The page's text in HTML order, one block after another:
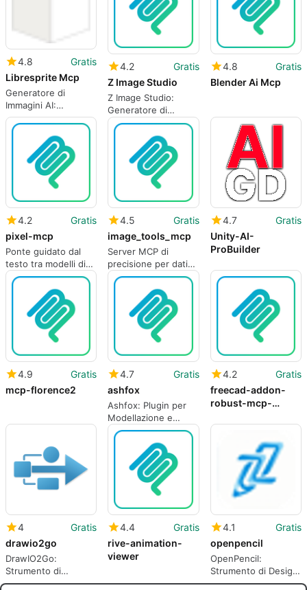
4.8
Gratis
Libresprite Mcp
Generatore di
Immagini AI:
LibreSprite-MCP
4.2
Gratis
Z Image Studio
Z Image Studio:
Generatore di
Immagini AI
4.8
Gratis
Blender Ai Mcp
4.2
Gratis
pixel-mcp
Ponte guidato dal
testo tra modelli di
intelligenza artificiale
e arte pixel
professionale
4.5
Gratis
image_tools_mcp
Server MCP di
precisione per dati
immagine a livello di
pixel e OCR
4.7
Gratis
Unity-AI-
ProBuilder
4.9
Gratis
mcp-florence2
4.7
Gratis
ashfox
Ashfox: Plugin per
Modellazione e
Animazione
4.2
Gratis
freecad-addon-
robust-mcp-
4
Gratis
drawio2go
DrawIO2Go:
Strumento di
Modellazione AI
4.4
Gratis
rive-animation-
viewer
4.1
Gratis
openpencil
OpenPencil:
Strumento di Design
AI Open Source